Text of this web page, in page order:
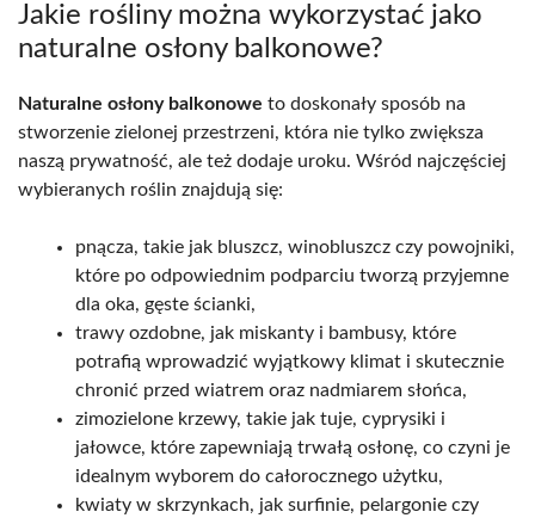
Jakie rośliny można wykorzystać jako
naturalne osłony balkonowe?
Naturalne osłony balkonowe to doskonały sposób na
stworzenie zielonej przestrzeni, która nie tylko zwiększa
naszą prywatność, ale też dodaje uroku. Wśród najczęściej
wybieranych roślin znajdują się:
pnącza, takie jak bluszcz, winobluszcz czy powojniki,
które po odpowiednim podparciu tworzą przyjemne
dla oka, gęste ścianki,
trawy ozdobne, jak miskanty i bambusy, które
potrafią wprowadzić wyjątkowy klimat i skutecznie
chronić przed wiatrem oraz nadmiarem słońca,
zimozielone krzewy, takie jak tuje, cyprysiki i
jałowce, które zapewniają trwałą osłonę, co czyni je
idealnym wyborem do całorocznego użytku,
kwiaty w skrzynkach, jak surfinie, pelargonie czy